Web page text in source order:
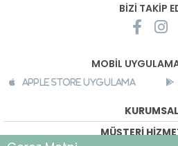
BİZİ TAKİP
MOBİL
Apple Store Uygulama
KURUMSAL
MÜŞTERİ